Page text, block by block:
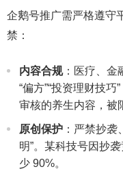
企鹅号推广需严格遵守
禁：
内容合规：医疗、金
“偏方”“投资理财技
审核的养生内容，被
原创保护 ：严禁抄
明”。某科技号因抄
少 90%。